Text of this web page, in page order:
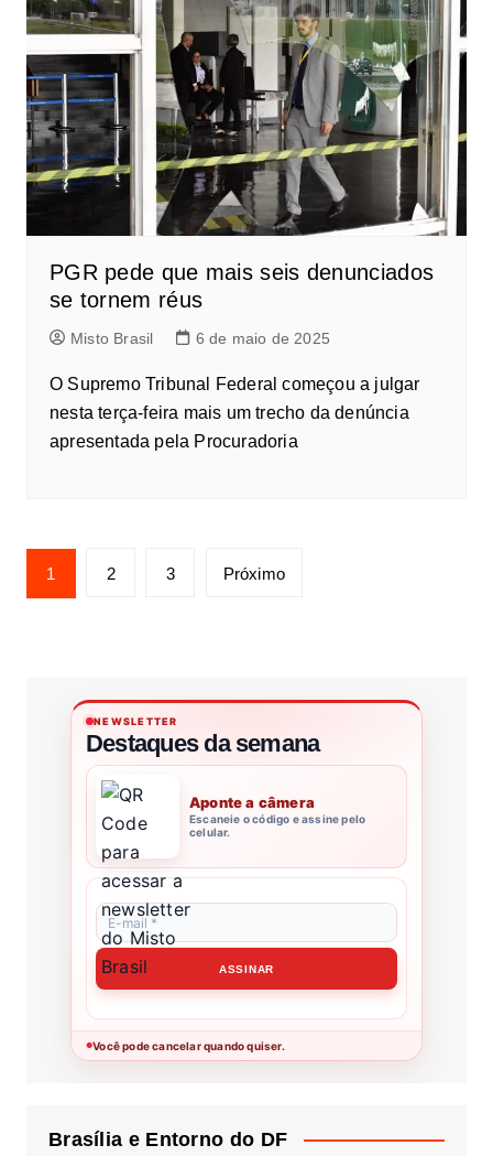
PGR pede que mais seis denunciados
se tornem réus
Misto Brasil 6 de maio de 2025
O Supremo Tribunal Federal começou a julgar
nesta terça-feira mais um trecho da denúncia
apresentada pela Procuradoria
1 2 3 Próximo
NEWSLETTER
Destaques da semana
Aponte a câmera
Escaneie o código e assine pelo
celular.
●Você pode cancelar quando quiser.
Brasília e Entorno do DF